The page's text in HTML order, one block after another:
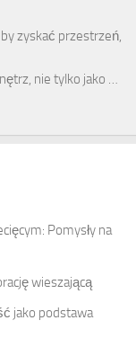
zyskać przestrzeń,
nie tylko jako …
Pomysły na
wieszającą
jako podstawa